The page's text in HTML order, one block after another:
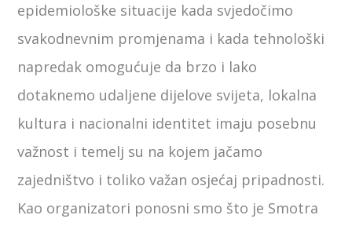
epidemiološke situacije kada svjedočimo
svakodnevnim promjenama i kada tehnološki
napredak omogućuje da brzo i lako
dotaknemo udaljene dijelove svijeta, lokalna
kultura i nacionalni identitet imaju posebnu
važnost i temelj su na kojem jačamo
zajedništvo i toliko važan osjećaj pripadnosti.
Kao organizatori ponosni smo što je Smotra